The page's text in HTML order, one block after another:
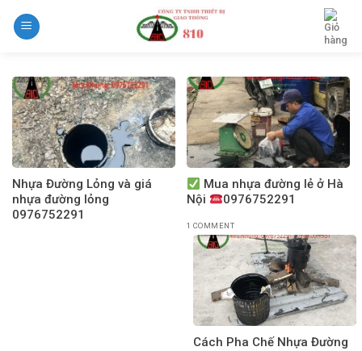
Nhựa Đường Lỏng và giá
nhựa đường lỏng
0976752291
Mua nhựa đường lẻ ở Hà
Nội
0976752291
1 COMMENT
Cách Pha Chế Nhựa Đường